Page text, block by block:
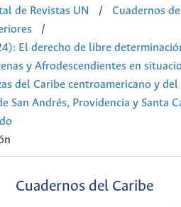
de Revistas UN /
Cuadernos
/
El derecho de libre
y Afrodescendientes en
del Caribe centroamericano y del
San Andrés, Providencia y Santa
Cuadernos del Caribe